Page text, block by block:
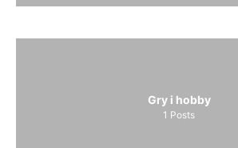
Gry i hobby
1 Posts